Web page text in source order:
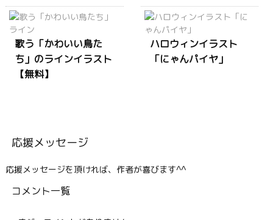
歌う「かわいい鳥た
ち」のラインイラスト
【無料】
ハロウィンイラスト
「にゃんパイヤ」
応援メッセージ
応援メッセージを頂ければ、作者が喜びます^^
コメント一覧